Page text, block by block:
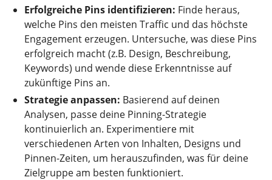
Erfolgreiche Pins identifizieren: Finde heraus,
welche Pins den meisten Traffic und das höchste
Engagement erzeugen. Untersuche, was diese Pins
erfolgreich macht (z.B. Design, Beschreibung,
Keywords) und wende diese Erkenntnisse auf
zukünftige Pins an.
Strategie anpassen: Basierend auf deinen
Analysen, passe deine Pinning-Strategie
kontinuierlich an. Experimentiere mit
verschiedenen Arten von Inhalten, Designs und
Pinnen-Zeiten, um herauszufinden, was für deine
Zielgruppe am besten funktioniert.